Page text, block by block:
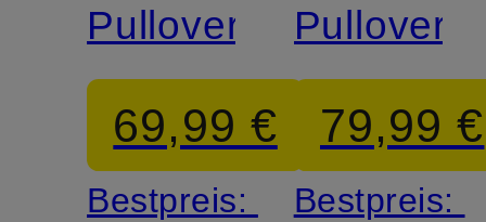
Pullover
69,99 €
Bestpreis:
Pullover
79,99 €
Bestpreis: